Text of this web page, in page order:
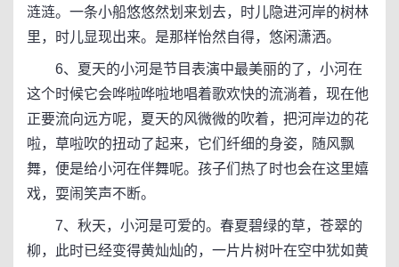
涟涟。一条小船悠悠然划来划去，时儿隐进河岸的树林
里，时儿显现出来。是那样怡然自得，悠闲潇洒。
6、夏天的小河是节目表演中最美丽的了，小河在
这个时候它会哗啦哗啦地唱着歌欢快的流淌着，现在他
正要流向远方呢，夏天的风微微的吹着，把河岸边的花
啦，草啦吹的扭动了起来，它们纤细的身姿，随风飘
舞，便是给小河在伴舞呢。孩子们热了时也会在这里嬉
戏，耍闹笑声不断。
7、秋天，小河是可爱的。春夏碧绿的草，苍翠的
柳，此时已经变得黄灿灿的，一片片树叶在空中犹如黄